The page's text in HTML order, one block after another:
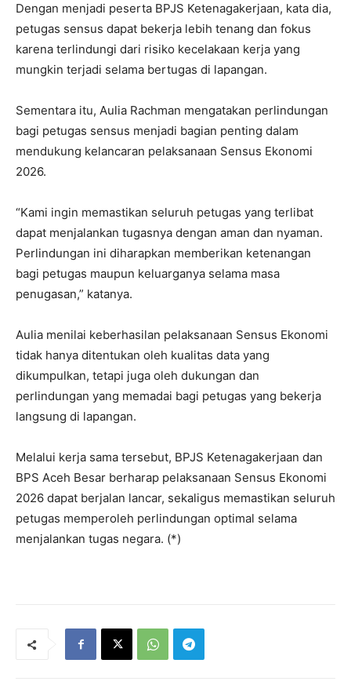
Dengan menjadi peserta BPJS Ketenagakerjaan, kata dia,
petugas sensus dapat bekerja lebih tenang dan fokus
karena terlindungi dari risiko kecelakaan kerja yang
mungkin terjadi selama bertugas di lapangan.
Sementara itu, Aulia Rachman mengatakan perlindungan
bagi petugas sensus menjadi bagian penting dalam
mendukung kelancaran pelaksanaan Sensus Ekonomi
2026.
“Kami ingin memastikan seluruh petugas yang terlibat
dapat menjalankan tugasnya dengan aman dan nyaman.
Perlindungan ini diharapkan memberikan ketenangan
bagi petugas maupun keluarganya selama masa
penugasan,” katanya.
Aulia menilai keberhasilan pelaksanaan Sensus Ekonomi
tidak hanya ditentukan oleh kualitas data yang
dikumpulkan, tetapi juga oleh dukungan dan
perlindungan yang memadai bagi petugas yang bekerja
langsung di lapangan.
Melalui kerja sama tersebut, BPJS Ketenagakerjaan dan
BPS Aceh Besar berharap pelaksanaan Sensus Ekonomi
2026 dapat berjalan lancar, sekaligus memastikan seluruh
petugas memperoleh perlindungan optimal selama
menjalankan tugas negara. (*)